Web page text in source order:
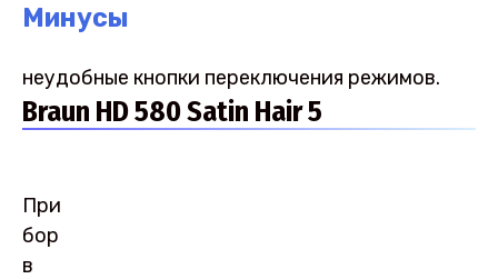
Минусы
неудобные кнопки переключения режимов.
Braun HD 580 Satin Hair 5
При
бор
в